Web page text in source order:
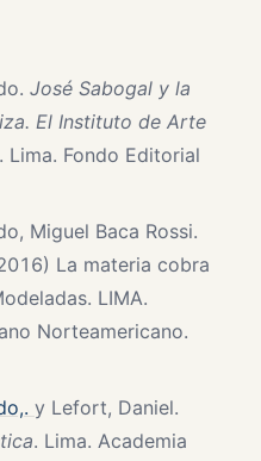
José Sabogal y la
El Instituto de Arte
. Lima. Fondo Editorial
Miguel Baca Rossi.
La materia cobra
LIMA.
Norteamericano.
y Lefort, Daniel.
. Lima. Academia